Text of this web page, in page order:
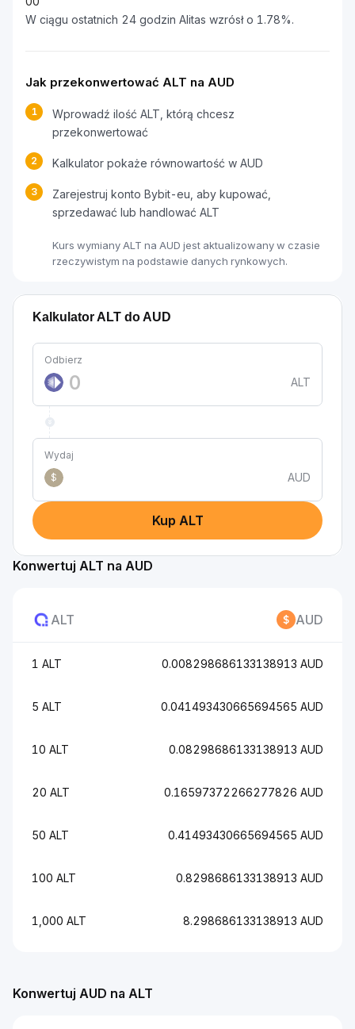
W ciągu ostatnich 24 godzin Alitas wzrósł o 1.78%.
Jak przekonwertować ALT na AUD
1
Wprowadź ilość ALT, którą chcesz
przekonwertować
2 Kalkulator pokaże równowartość w AUD
3
Zarejestruj konto Bybit-eu, aby kupować,
sprzedawać lub handlować ALT
Kurs wymiany ALT na AUD jest aktualizowany w czasie
rzeczywistym na podstawie danych rynkowych.
Kalkulator ALT do AUD
Odbierz
ALT
Wydaj
$
AUD
Kup ALT
Konwertuj ALT na AUD
ALT AUD
1 ALT 0.008298686133138913 AUD
5 ALT 0.041493430665694565 AUD
10 ALT 0.08298686133138913 AUD
20 ALT 0.16597372266277826 AUD
50 ALT 0.41493430665694565 AUD
100 ALT 0.8298686133138913 AUD
1,000 ALT 8.298686133138913 AUD
Konwertuj AUD na ALT